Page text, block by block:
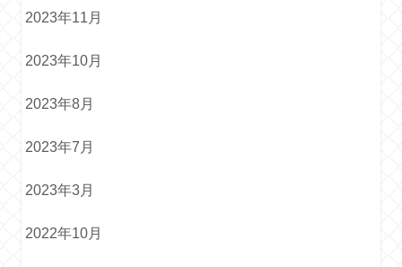
2023年11月
2023年10月
2023年8月
2023年7月
2023年3月
2022年10月